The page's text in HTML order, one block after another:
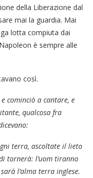
della Liberazione dal
mai la guardia. Mai
lotta compiuta dai
è sempre alle
così.
cominciò a cantare, e
qualcosa fra
terra, ascoltate il lieto
tornerà: l’uom tiranno
l’alma terra inglese.